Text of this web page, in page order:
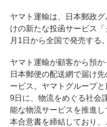
ヤマト運輸は、日本郵政
けの新たな投函サービス
月1日から全国で発売する。
ヤマト運輸が顧客から預か
日本郵便の配送網で届け
ービス。ヤマトグループ
9日に、物流をめぐる社会
能な物流サービスを推進
本合意書を締結しており